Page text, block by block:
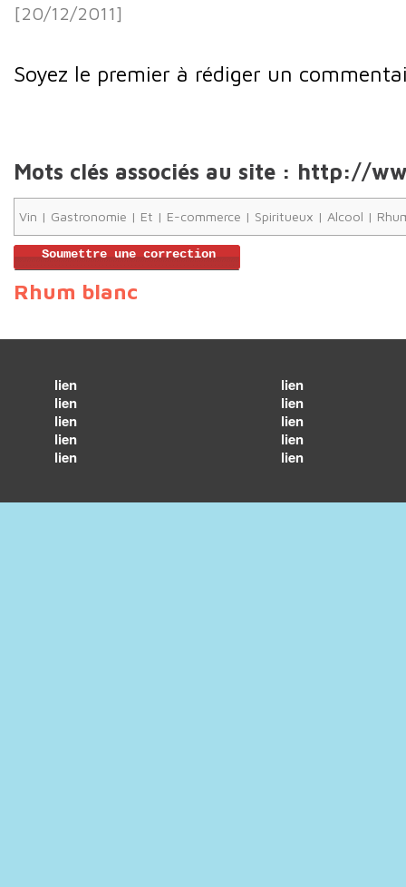
[20/12/2011]
Soyez le premier à rédiger un
Mots clés associés au site : http://
Vin | Gastronomie | Et | E-commerce | Spiritueux | Alcool |
Soumettre une correction
Rhum blanc
lien
lien
lien
lien
lien
lien
lien
lien
lien
lien